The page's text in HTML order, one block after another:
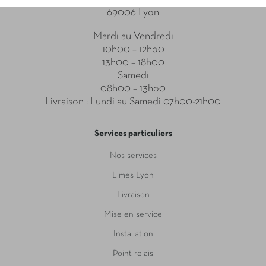
69006 Lyon
Mardi au Vendredi
10h00 – 12ho0
13h00 – 18h00
Samedi
08h00 – 13ho0
Livraison : Lundi au Samedi 07h00-21h00
Services particuliers
Nos services
Limes Lyon
Livraison
Mise en service
Installation
Point relais